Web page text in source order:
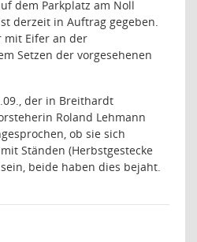
dem Parkplatz am Noll
derzeit in Auftrag gegeben.
mit Eifer an der
Setzen der vorgesehenen
der in Breithardt
Roland Lehmann
ob sie sich
Ständen (Herbstgestecke
beide haben dies bejaht.